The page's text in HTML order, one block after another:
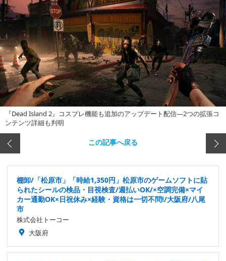
『Dead Island 2』コスプレ機能も追加のアップデート配信―2つの拡張コ
ンテンツ詳細も判明
この記事へ戻る
棚卸/「松原市」「時給1,350円」松原市のゲームソフトに貼
られたシールの検品・目視検査/週払いOK/×空調完備×マイ
カー通勤OK×日祝休み×経験・資格は一切不問!/大阪府/八尾
市
株式会社トーコー
大阪府